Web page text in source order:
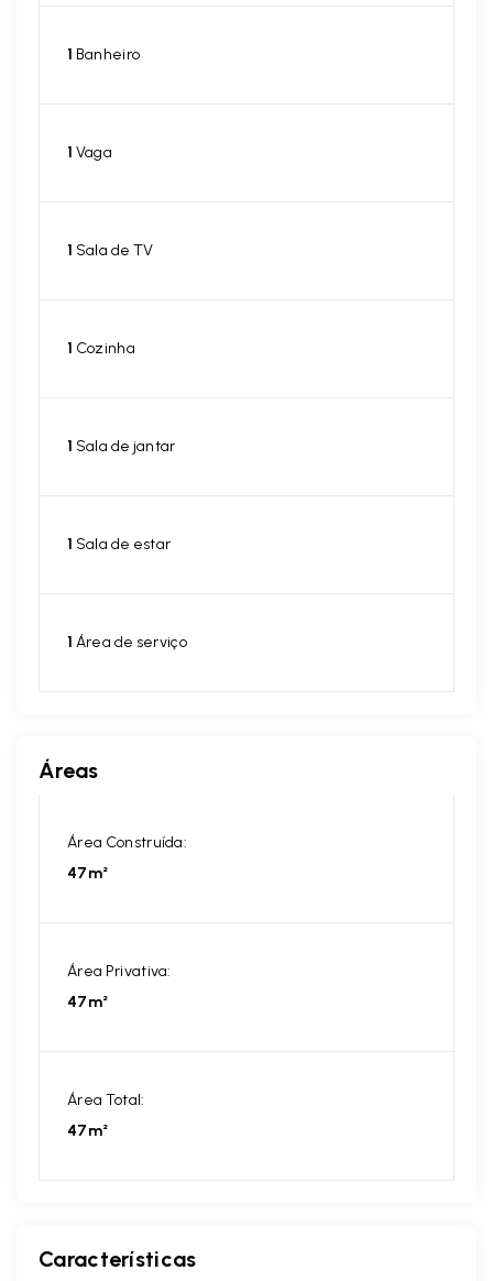
1 Banheiro
1 Vaga
1 Sala de TV
1 Cozinha
1 Sala de jantar
1 Sala de estar
1 Área de serviço
Áreas
Área Construída:
47m²
Área Privativa:
47m²
Área Total:
47m²
Características